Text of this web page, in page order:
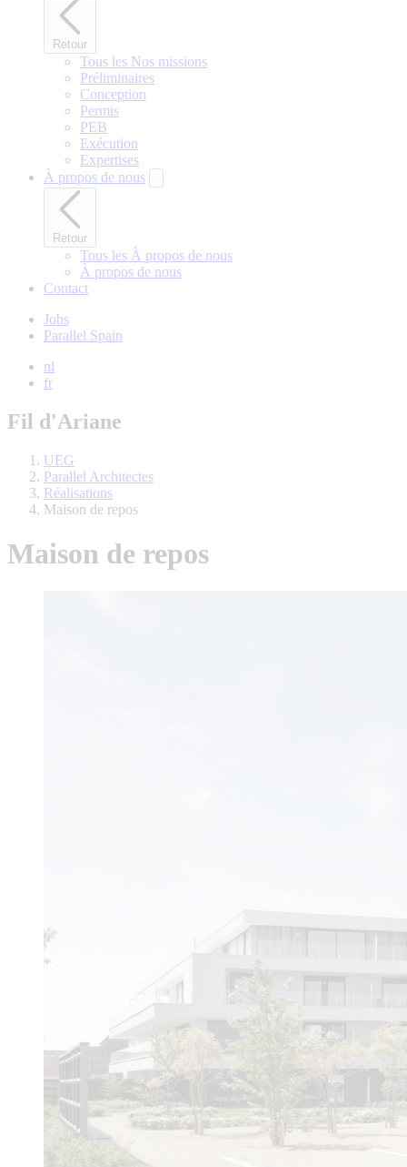
Retour
Tous les Nos missions
Préliminaires
Conception
Permis
PEB
Exécution
Expertises
À propos de nous
Retour
Tous les À propos de nous
À propos de nous
Contact
Jobs
Parallel Spain
nl
fr
Fil d'Ariane
UEG
Parallel Architectes
Réalisations
Maison de repos
Maison de repos